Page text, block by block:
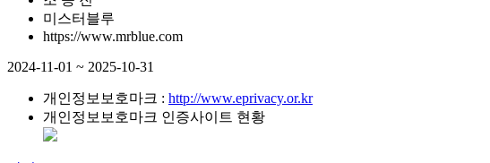
미스터블루
https://www.mrblue.com
2024-11-01 ~ 2025-10-31
개인정보보호마크 : http://www.eprivacy.or.kr
개인정보보호마크 인증사이트 현황